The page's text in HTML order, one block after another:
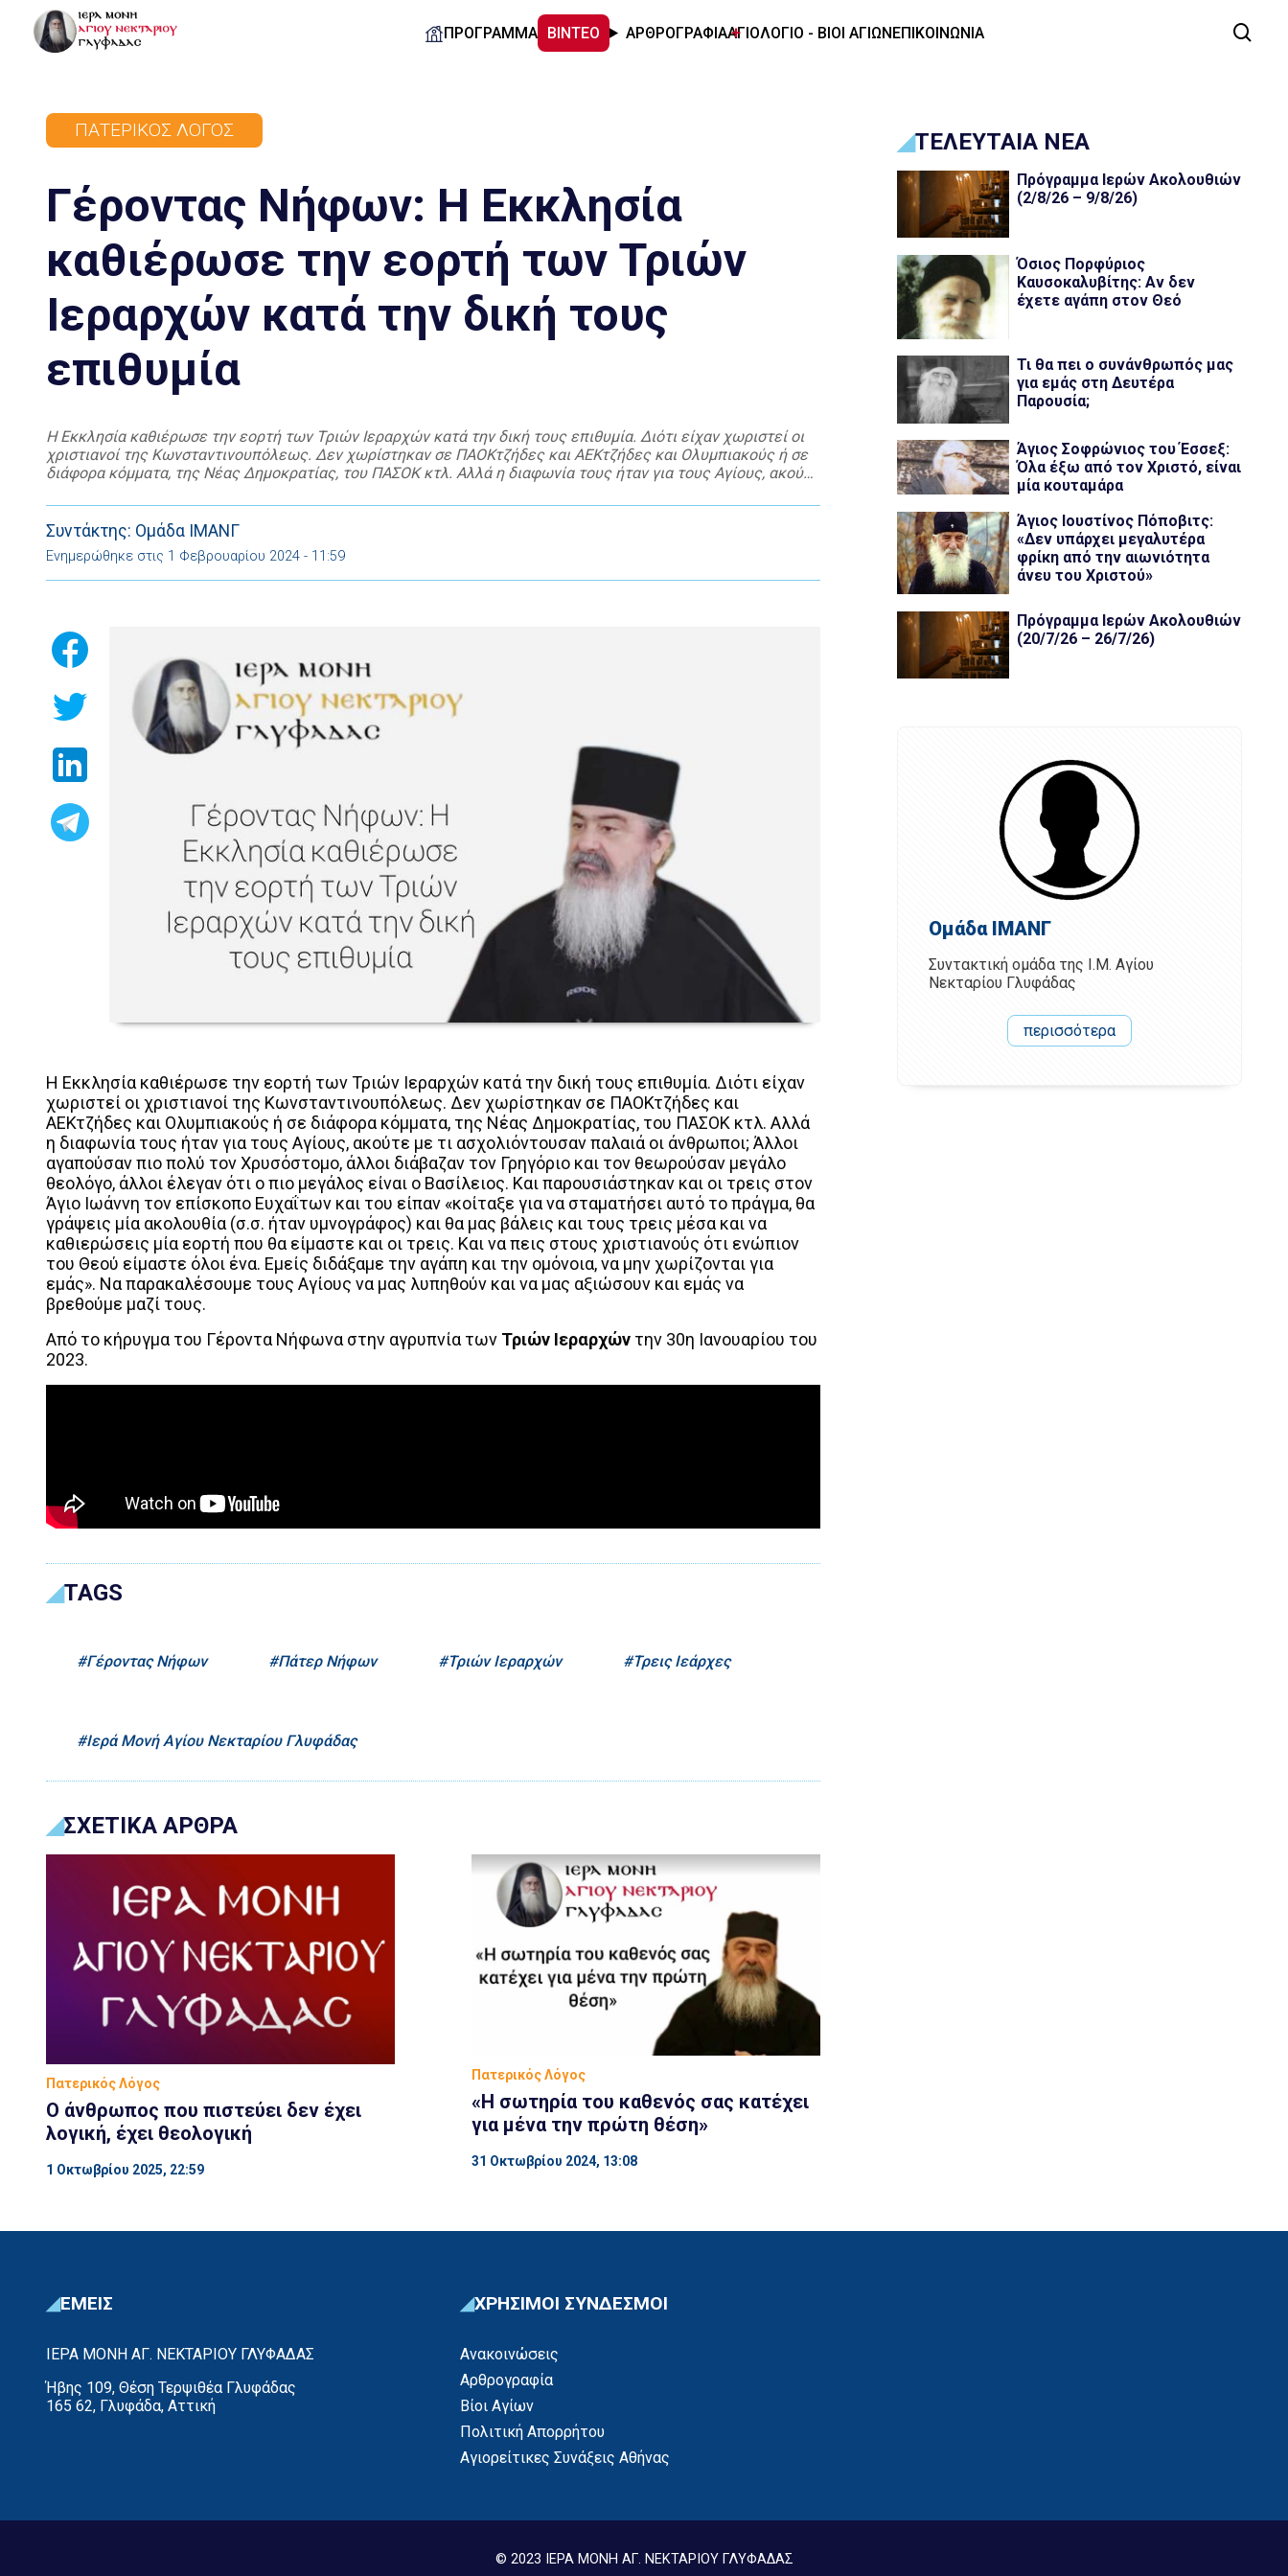
ΠΡΟΓΡΑΜΜΑ ΒΙΝΤΕΟ ΑΡΘΡΟΓΡΑΦΙΑΑΓΙΟΛΟΓΙΟ - ΒΙΟΙ ΑΓΙΩΝΕΠΙΚΟΙΝΩΝΙΑ
ΠΑΤΕΡΙΚΌΣ ΛΌΓΟΣ
Γέροντας Νήφων: Η Εκκλησία
καθιέρωσε την εορτή των Τριών
Ιεραρχών κατά την δική τους
επιθυμία
Η Εκκλησία καθιέρωσε την εορτή των Τριών Ιεραρχών κατά την δική τους επιθυμία. Διότι είχαν χωριστεί οι
χριστιανοί της Κωνσταντινουπόλεως. Δεν χωρίστηκαν σε ΠΑΟΚτζήδες και ΑΕΚτζήδες και Ολυμπιακούς ή σε
διάφορα κόμματα, της Νέας Δημοκρατίας, του ΠΑΣΟΚ κτλ. Αλλά η διαφωνία τους ήταν για τους Αγίους, ακούτε
Συντάκτης: Ομάδα ΙΜΑΝΓ
Ενημερώθηκε στις 1 Φεβρουαρίου 2024 - 11:59
Η Εκκλησία καθιέρωσε την εορτή των Τριών Ιεραρχών κατά την δική τους επιθυμία. Διότι είχαν
χωριστεί οι χριστιανοί της Κωνσταντινουπόλεως. Δεν χωρίστηκαν σε ΠΑΟΚτζήδες και
ΑΕΚτζήδες και Ολυμπιακούς ή σε διάφορα κόμματα, της Νέας Δημοκρατίας, του ΠΑΣΟΚ κτλ. Αλλά
η διαφωνία τους ήταν για τους Αγίους, ακούτε με τι ασχολιόντουσαν παλαιά οι άνθρωποι; Άλλοι
αγαπούσαν πιο πολύ τον Χρυσόστομο, άλλοι διάβαζαν τον Γρηγόριο και τον θεωρούσαν μεγάλο
θεολόγο, άλλοι έλεγαν ότι ο πιο μεγάλος είναι ο Βασίλειος. Και παρουσιάστηκαν και οι τρεις στον
Άγιο Ιωάννη τον επίσκοπο Ευχαΐτων και του είπαν «κοίταξε για να σταματήσει αυτό το πράγμα, θα
γράψεις μία ακολουθία (σ.σ. ήταν υμνογράφος) και θα μας βάλεις και τους τρεις μέσα και να
καθιερώσεις μία εορτή που θα είμαστε και οι τρεις. Και να πεις στους χριστιανούς ότι ενώπιον
του Θεού είμαστε όλοι ένα. Εμείς διδάξαμε την αγάπη και την ομόνοια, να μην χωρίζονται για
εμάς». Να παρακαλέσουμε τους Αγίους να μας λυπηθούν και να μας αξιώσουν και εμάς να
βρεθούμε μαζί τους.
Από το κήρυγμα του Γέροντα Νήφωνα στην αγρυπνία των Τριών Ιεραρχών την 30η Ιανουαρίου του
2023.
TAGS
Γέροντας Νήφων Πάτερ Νήφων Τριών Ιεραρχών Τρεις Ιεάρχες
Ιερά Μονή Αγίου Νεκταρίου Γλυφάδας
ΣΧΕΤΙΚΑ ΑΡΘΡΑ
Πατερικός Λόγος
Ο άνθρωπος που πιστεύει δεν έχει
λογική, έχει θεολογική
1 Οκτωβρίου 2025, 22:59
Πατερικός Λόγος
«Η σωτηρία του καθενός σας κατέχει
για μένα την πρώτη θέση»
31 Οκτωβρίου 2024, 13:08
ΤΕΛΕΥΤΑΙΑ ΝΕΑ
Πρόγραμμα Ιερών Ακολουθιών
(2/8/26 – 9/8/26)
Όσιος Πορφύριος
Καυσοκαλυβίτης: Αν δεν
έχετε αγάπη στον Θεό
Τι θα πει ο συνάνθρωπός μας
για εμάς στη Δευτέρα
Παρουσία;
Άγιος Σοφρώνιος του Έσσεξ:
Όλα έξω από τον Χριστό, είναι
μία κουταμάρα
Άγιος Ιουστίνος Πόποβιτς:
«Δεν υπάρχει μεγαλυτέρα
φρίκη από την αιωνιότητα
άνευ του Χριστού»
Πρόγραμμα Ιερών Ακολουθιών
(20/7/26 – 26/7/26)
Ομάδα ΙΜΑΝΓ
Συντακτική ομάδα της Ι.Μ. Αγίου
Νεκταρίου Γλυφάδας
περισσότερα
ΕΜΕΙΣ
ΙΕΡΑ ΜΟΝΗ ΑΓ. ΝΕΚΤΑΡΙΟΥ ΓΛΥΦΑΔΑΣ
Ήβης 109, Θέση Τερψιθέα Γλυφάδας
165 62, Γλυφάδα, Αττική
ΧΡΗΣΙΜΟΙ ΣΥΝΔΕΣΜΟΙ
Ανακοινώσεις
Αρθρογραφία
Βίοι Αγίων
Πολιτική Απορρήτου
Αγιορείτικες Συνάξεις Αθήνας
© 2023 ΙΕΡΑ ΜΟΝΗ ΑΓ. ΝΕΚΤΑΡΙΟΥ ΓΛΥΦΑΔΑΣ